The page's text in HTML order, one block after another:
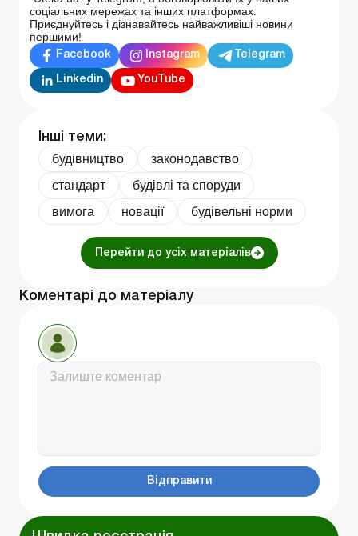
соціальних мережах та інших платформах.
Приєднуйтесь і дізнавайтесь найважливіші новини
першими!
Facebook Instagram Telegram
Linkedin YouTube
Інші теми:
будівництво
законодавство
стандарт
будівлі та споруди
вимога
новації будівельні норми
Перейти до усіх матеріалів
Коментарі до матеріалу
Відправити